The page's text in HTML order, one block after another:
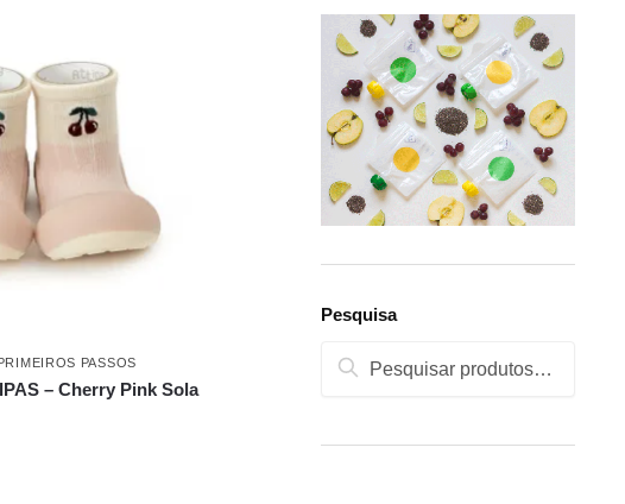
PASSOS
– Cherry Pink Sola
Pesquisa
Pesquisa